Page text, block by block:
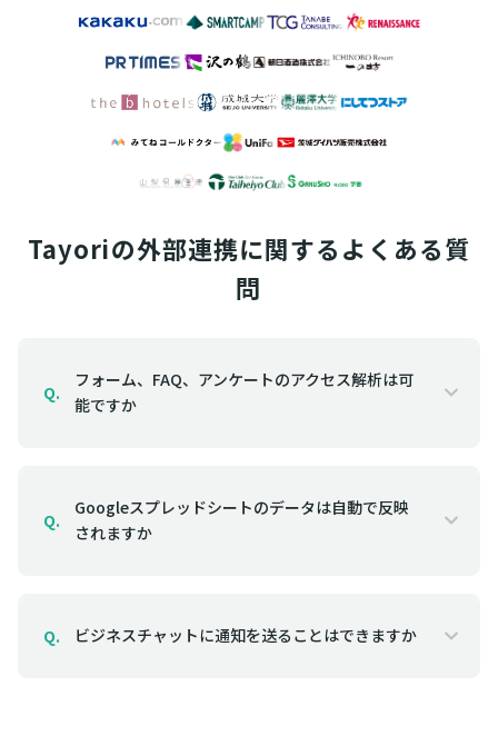
Tayoriの外部連携に関するよくある質
問
Q.
フォーム、FAQ、アンケートのアクセス解析は可
能ですか
Q.
Googleスプレッドシートのデータは自動で反映
されますか
Q. ビジネスチャットに通知を送ることはできますか